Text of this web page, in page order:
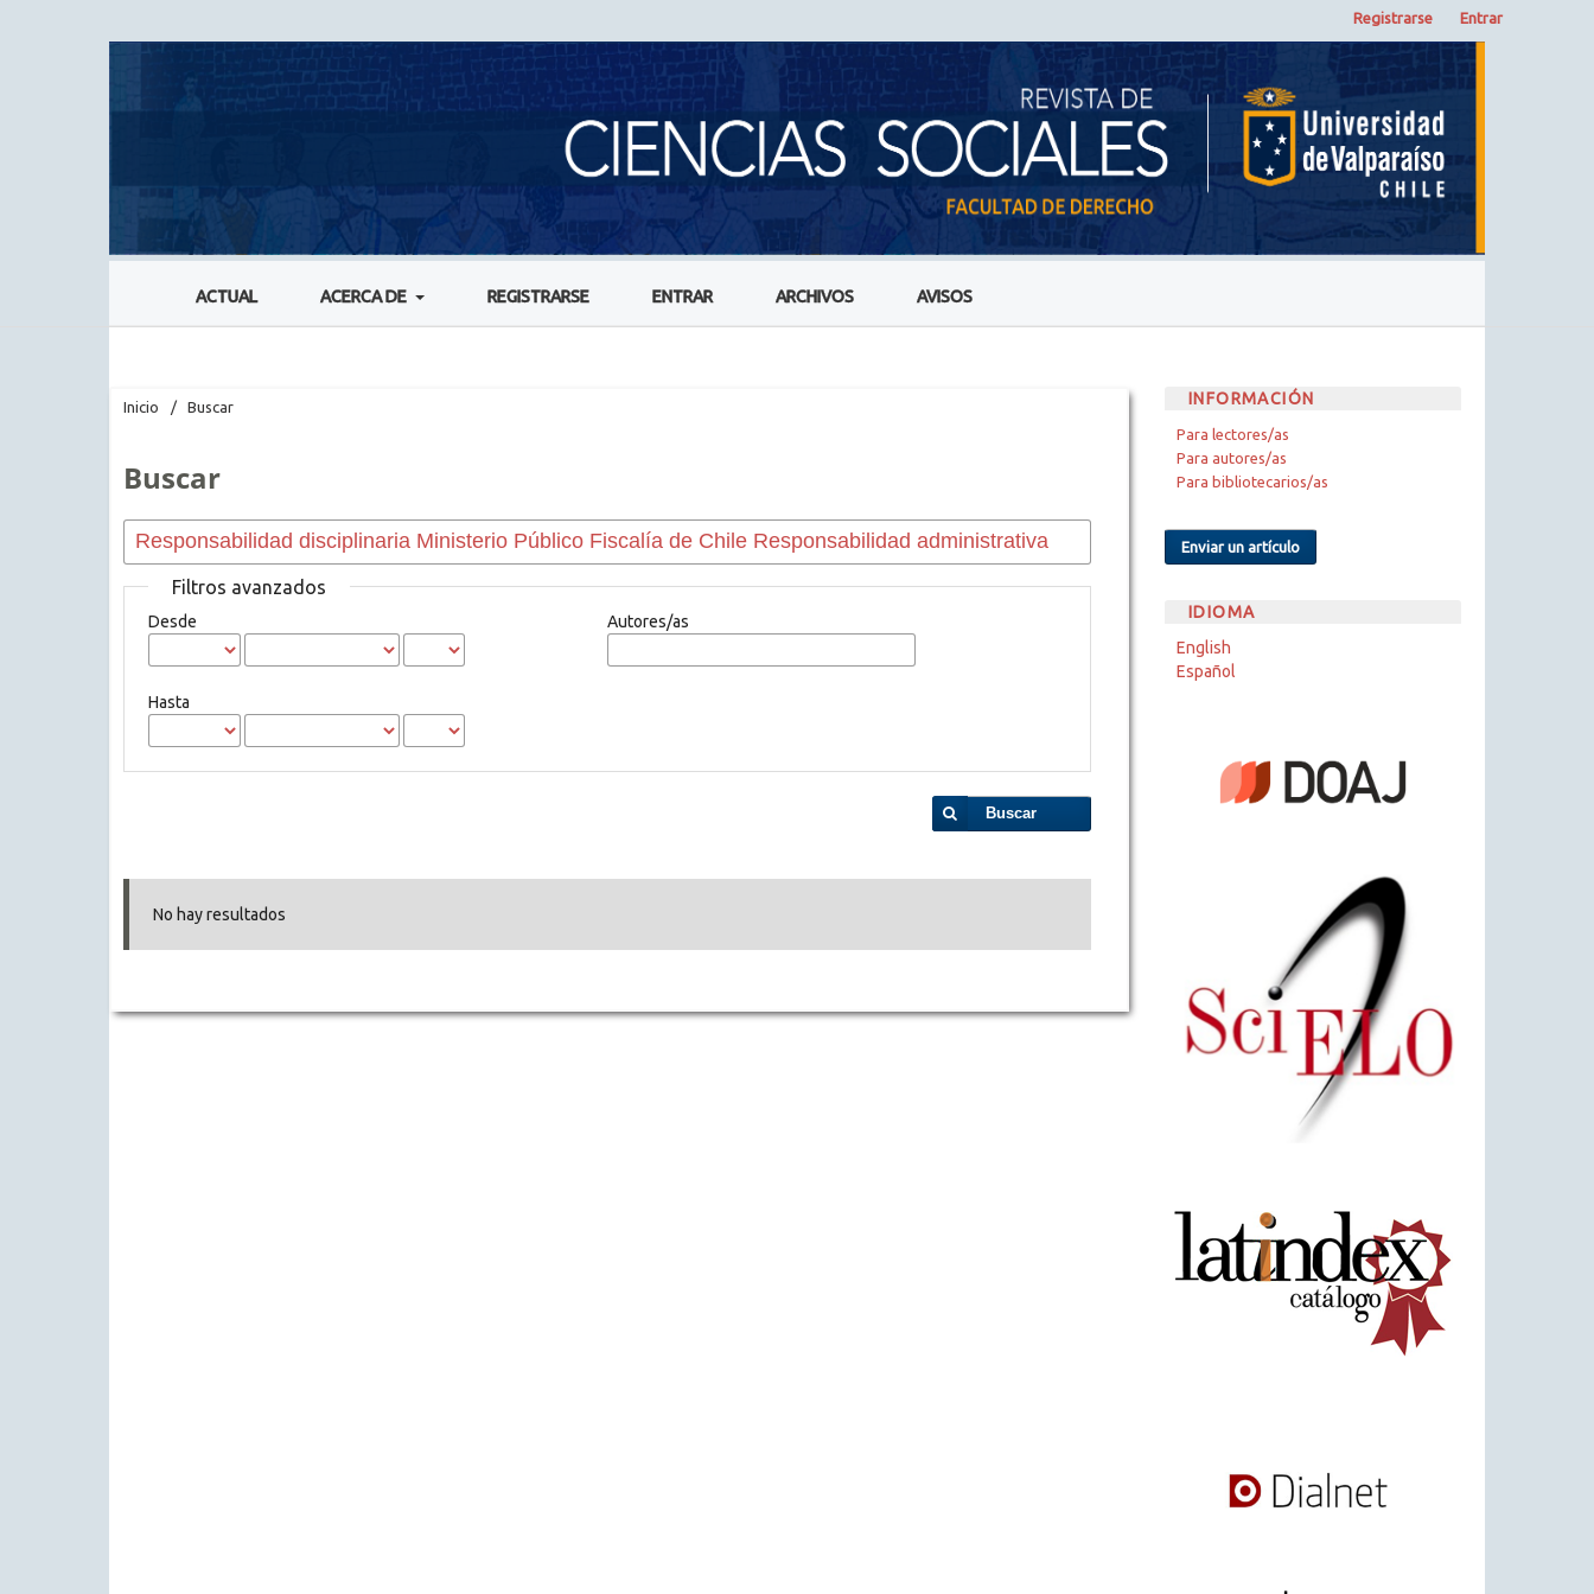
ACTUAL ACERCA DE REGISTRARSE ENTRAR ARCHIVOS AVISOS
Registrarse Entrar
Inicio / Buscar
Buscar
Filtros avanzados
Desde
Hasta
Autores/as
Buscar
No hay resultados
INFORMACIÓN
Para lectores/as
Para autores/as
Para bibliotecarios/as
Enviar un artículo
IDIOMA
English
Español